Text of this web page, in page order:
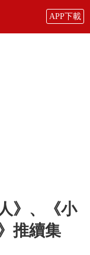
APP下載
》、《小
推續集